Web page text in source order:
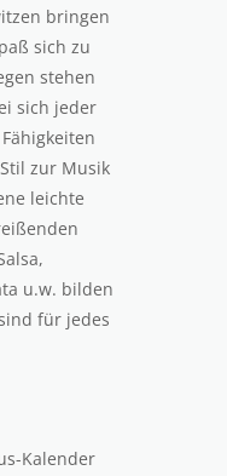
bringen
sich zu
stehen
sich jeder
zur Musik
leichte
u.w. bilden
für jedes
Kalender